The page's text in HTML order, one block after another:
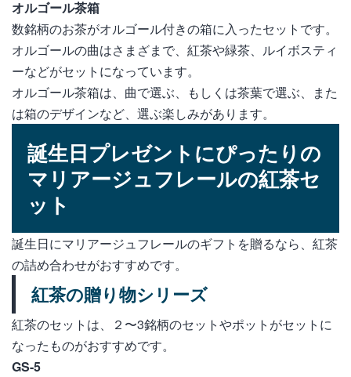
オルゴール茶箱
数銘柄のお茶がオルゴール付きの箱に入ったセットです。
オルゴールの曲はさまざまで、紅茶や緑茶、ルイボスティ
ーなどがセットになっています。
オルゴール茶箱は、曲で選ぶ、もしくは茶葉で選ぶ、また
は箱のデザインなど、選ぶ楽しみがあります。
誕生日プレゼントにぴったりの
マリアージュフレールの紅茶セ
ット
誕生日にマリアージュフレールのギフトを贈るなら、紅茶
の詰め合わせがおすすめです。
紅茶の贈り物シリーズ
紅茶のセットは、２〜3銘柄のセットやポットがセットに
なったものがおすすめです。
GS-5